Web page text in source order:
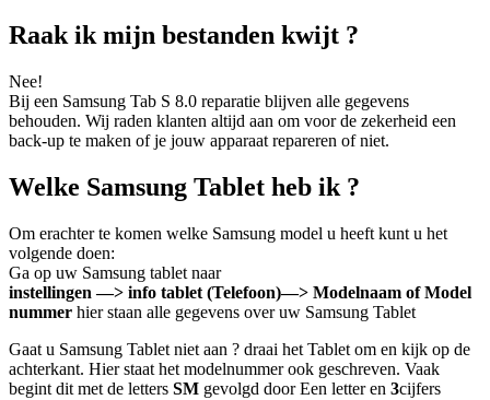
Raak ik mijn bestanden kwijt ?
Nee!
Bij een Samsung Tab S 8.0 reparatie blijven alle gegevens
behouden. Wij raden klanten altijd aan om voor de zekerheid een
back-up te maken of je jouw apparaat repareren of niet.
Welke Samsung Tablet heb ik ?
Om erachter te komen welke Samsung model u heeft kunt u het
volgende doen:
Ga op uw Samsung tablet naar
instellingen —> info tablet (Telefoon)—> Modelnaam of Model
nummer hier staan alle gegevens over uw Samsung Tablet
Gaat u Samsung Tablet niet aan ? draai het Tablet om en kijk op de
achterkant. Hier staat het modelnummer ook geschreven. Vaak
begint dit met de letters SM gevolgd door Een letter en 3cijfers